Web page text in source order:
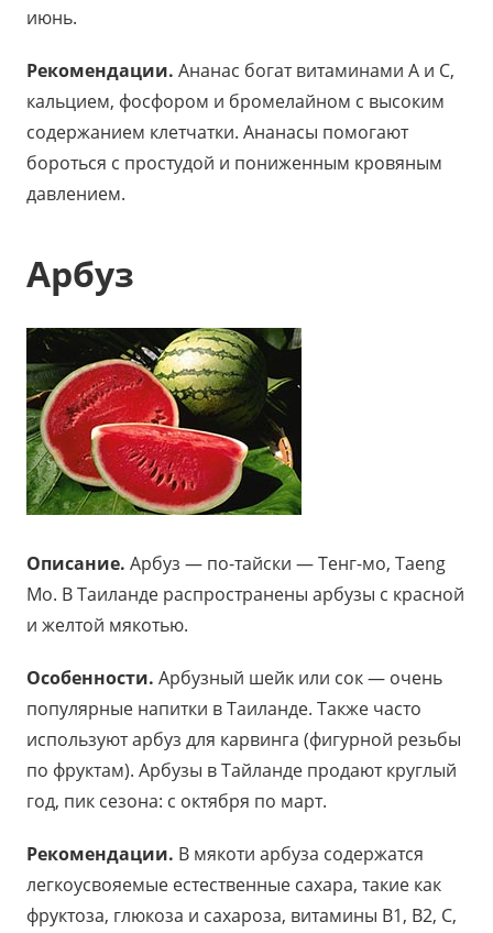
июнь.
Рекомендации. Ананас богат витаминами А и С,
кальцием, фосфором и бромелайном с высоким
содержанием клетчатки. Ананасы помогают
бороться с простудой и пониженным кровяным
давлением.
Арбуз
Описание. Арбуз — по-тайски — Тенг-мо, Taeng
Mo. В Таиланде распространены арбузы с красной
и желтой мякотью.
Особенности. Арбузный шейк или сок — очень
популярные напитки в Таиланде. Также часто
используют арбуз для карвинга (фигурной резьбы
по фруктам). Арбузы в Тайланде продают круглый
год, пик сезона: с октября по март.
Рекомендации. В мякоти арбуза содержатся
легкоусвояемые естественные сахара, такие как
фруктоза, глюкоза и сахароза, витамины B1, B2, С,